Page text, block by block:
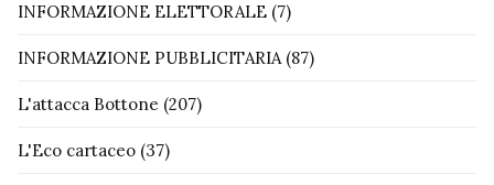
INFORMAZIONE ELETTORALE (7)
INFORMAZIONE PUBBLICITARIA(87)
L'attacca Bottone (207)
L'Eco cartaceo (37)